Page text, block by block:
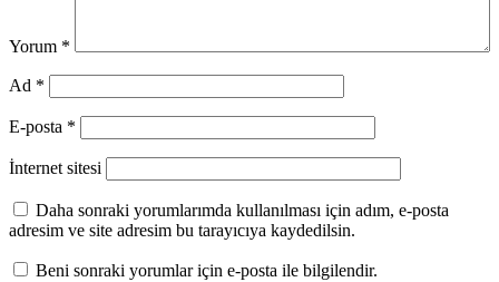
Yorum *
Ad *
E-posta *
İnternet sitesi
Daha sonraki yorumlarımda kullanılması için adım, e-posta
adresim ve site adresim bu tarayıcıya kaydedilsin.
Beni sonraki yorumlar için e-posta ile bilgilendir.